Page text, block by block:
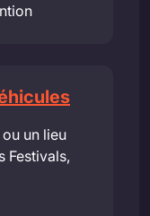
un lieu
Festivals,